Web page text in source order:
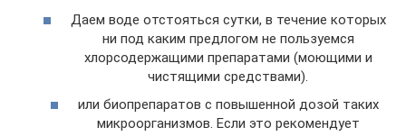
Даем воде отстояться сутки, в течение которых
ни под каким предлогом не пользуемся
хлорсодержащими препаратами (моющими и
чистящими средствами).
или биопрепаратов с повышенной дозой таких
микроорганизмов. Если это рекомендует